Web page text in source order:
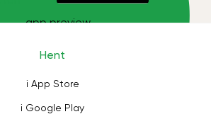
Hent
i App Store
i Google Play